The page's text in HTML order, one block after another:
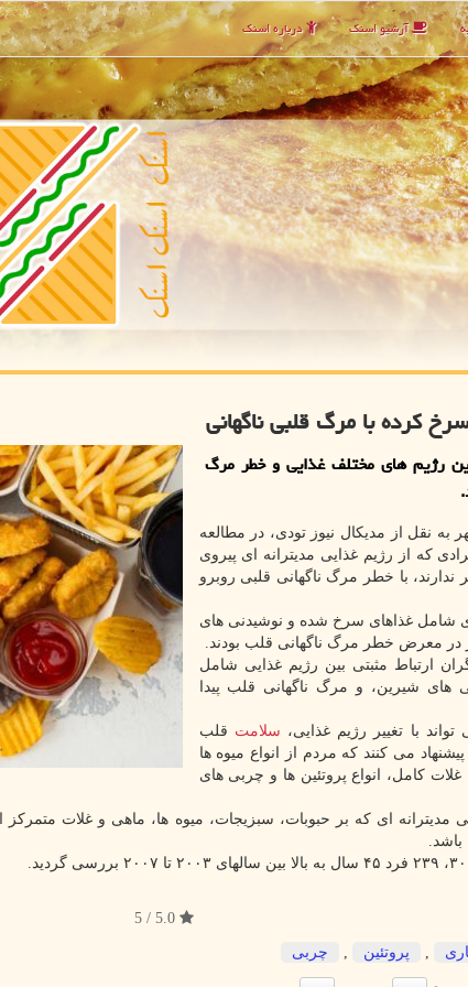
آرشیو اسنك درباره اسنك
كرده با مرگ قلبی ناگهانی
رژیم های مختلف غذایی و خطر مرگ
نقل از مدیکال نیوز تودی، در مطالعه
که از رژیم غذایی مدیترانه ای پیروی
با خطر مرگ ناگهانی قلبی روبرو
شامل غذاهای سرخ شده و نوشیدنی های
در معرض خطر مرگ ناگهانی قلب بودند.
ارتباط مثبتی بین رژیم غذایی شامل
شیرین، و مرگ ناگهانی قلب پیدا
با تغییر رژیم غذایی، سلامت قلب
می کنند که مردم از انواع میوه ها
کامل، انواع پروتئین ها و چربی های
مدیترانه ای که بر حبوبات، سبزیجات، میوه ها، ماهی و غلات متمرکز
5.0 / 5
پروتئین چربی